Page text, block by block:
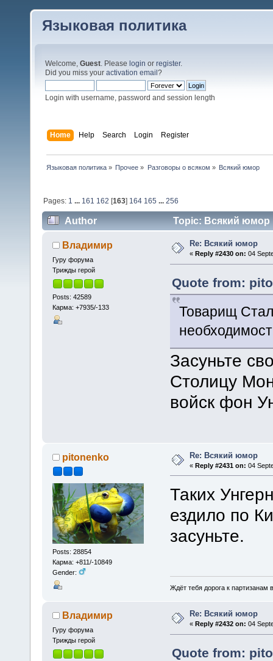
Языковая политика
Welcome, Guest. Please login or register.
Did you miss your activation email ?
Login with username, password and session length
Home Help Search Login Register
Языковая политика» Прочее » Разговоры о всяком » Всякий юмор
Pages: 1 ... 161 162 [163] 164 165 ...256
Author Topic: Всякий юмор
Владимир
Гуру форума
Трижды герой
Posts: 42589
Карма: +7935/-133
Re: Всякий юмор
«Reply #2430 on: 04
Quote from:
Товарищ
Засуньте
Столицу
войск фон
pitonenko
Posts: 28854
Карма: +811/-10849
Gender:
Re: Всякий юмор
«Reply #2431 on: 04
Таких
ездило по
засуньте.
Ждёт тебя дорога к партизанам
Владимир
Гуру форума
Трижды герой
Re: Всякий юмор
«Reply #2432 on: 04
Quote from: